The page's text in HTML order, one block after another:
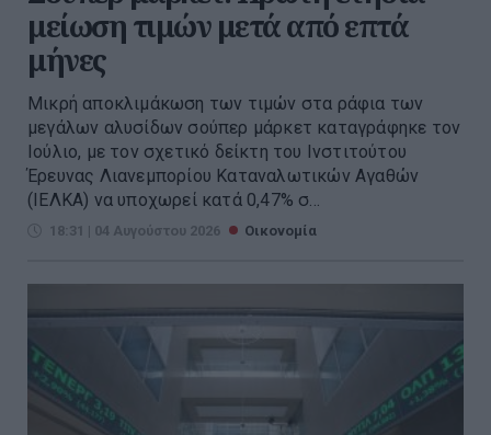
μείωση τιμών μετά από επτά
μήνες
Μικρή αποκλιμάκωση των τιμών στα ράφια των
μεγάλων αλυσίδων σούπερ μάρκετ καταγράφηκε τον
Ιούλιο, με τον σχετικό δείκτη του Ινστιτούτου
Έρευνας Λιανεμπορίου Καταναλωτικών Αγαθών
(ΙΕΛΚΑ) να υποχωρεί κατά 0,47% σ...
18:31 | 04 Αυγούστου 2026 Οικονομία